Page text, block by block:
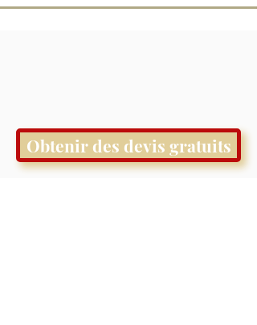
Obtenir des devis gratuits